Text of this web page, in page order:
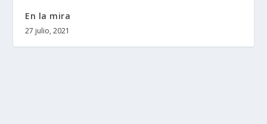
En la mira
27 julio, 2021